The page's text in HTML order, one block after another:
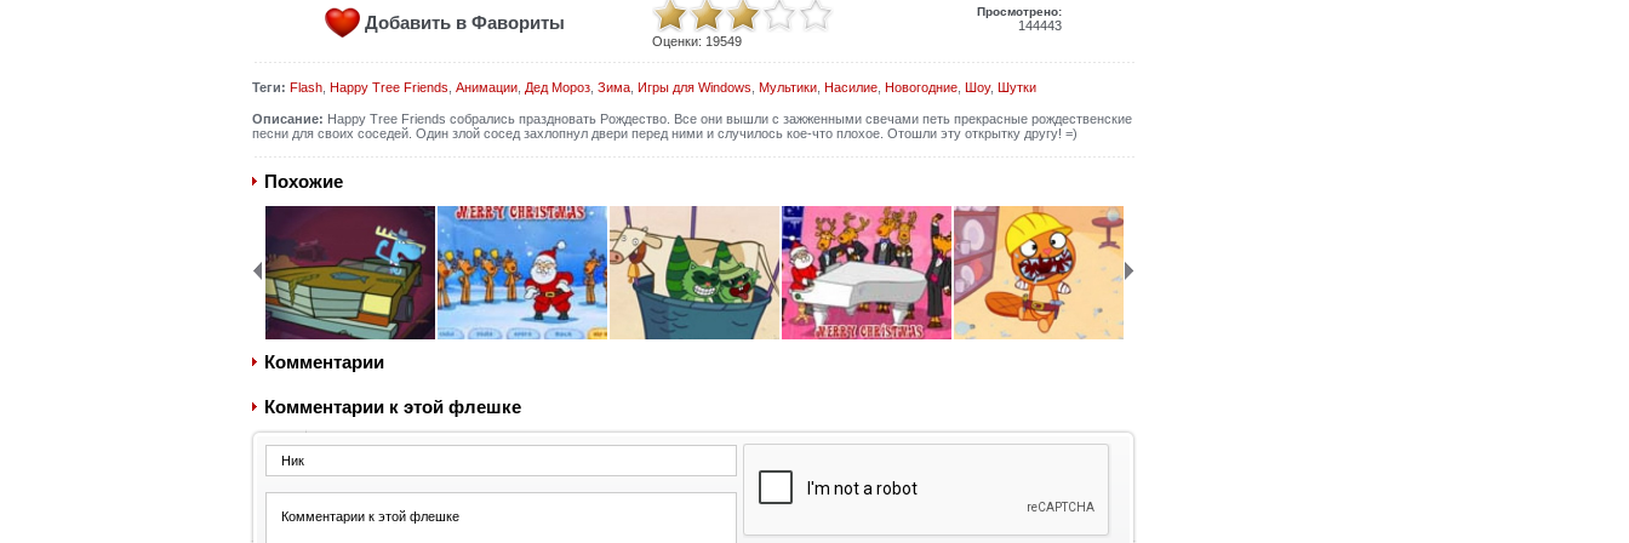
Добавить в Фавориты
Оценки: 19549
Просмотрено:
144443
Теги: Flash, Happy Tree Friends Анимации, Дед Мороз, Зима, Игры для Windows Мультики, Насилие, Новогодние, Шоу, Шутки
Описание: Happy Tree Friends собрались праздновать Рождество. Все они вышли с зажженными свечами петь прекрасные рождественские
песни для своих соседей. Один злой сосед захлопнул двери перед ними и случилось кое-что плохое. Отошли эту открытку другу! =)
Похожие
Комментарии
Комментарии к этой флешке